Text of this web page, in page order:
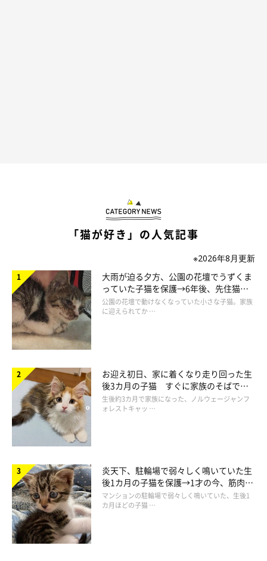
「毎年春から換毛期が始まってフォルムがほっそりしていくので
今年は写真を撮っていても『あんまり変わらないなぁ』
「←7月 1月→ シルキーさん、季節間違ってますよ？」
飼い主さん：
「そして、ふと『そういえば前回の冬はモフるの遅かった気がす
るな』と思い、写真を見比べてみたんです。すると、最近の7月
のほうがモフモフだったので、
わず笑ってしまいました」
「猫が好き」の人気記事
※2026年8月更新
大雨が迫る夕方、公園の花壇でうずくま
っていた子猫を保護→6年後、先住猫
と“姉妹”のような関係に
公園の花壇で動けなくなっていた小さな子猫。家族
に迎えられてか …
お迎え初日、家に着くなり走り回った生
後3カ月の子猫 すぐに家族のそばで落
ち着く姿に「迎えてよかった」
生後約3カ月で家族になった、ノルウェージャンフ
ォレストキャッ …
炎天下、駐輪場で弱々しく鳴いていた生
後1カ月の子猫を保護→1才の今、筋肉質
でツンデレなコに成長
マンションの駐輪場で弱々しく鳴いていた、生後1
カ月ほどの子猫 …